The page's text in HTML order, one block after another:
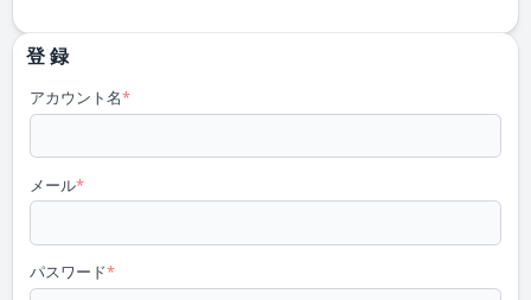
登 録
アカウント名*
メール*
パスワード*